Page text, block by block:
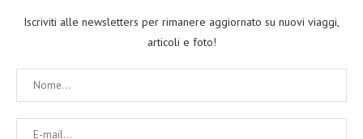
Iscriviti alle newsletters per rimanere aggiornato su nuovi viaggi,
articoli e foto!